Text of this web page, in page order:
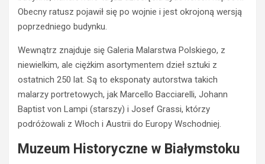
Obecny ratusz pojawił się po wojnie i jest okrojoną wersją
poprzedniego budynku.
Wewnątrz znajduje się Galeria Malarstwa Polskiego, z
niewielkim, ale ciężkim asortymentem dzieł sztuki z
ostatnich 250 lat. Są to eksponaty autorstwa takich
malarzy portretowych, jak Marcello Bacciarelli, Johann
Baptist von Lampi (starszy) i Josef Grassi, którzy
podróżowali z Włoch i Austrii do Europy Wschodniej.
Muzeum Historyczne w Białymstoku